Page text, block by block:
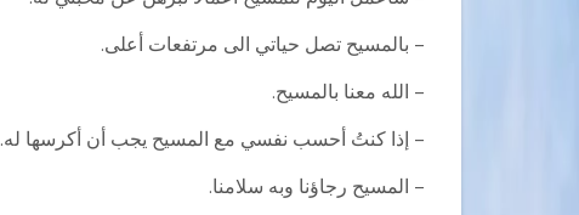
– بالمسيح تصل حياتي الى مرتفعات أعلى.
– الله معنا بالمسيح.
– إذا كنتُ أحسب نفسي مع المسيح يجب أن أكرسها له.
– المسيح رجاؤنا وبه سلامنا.